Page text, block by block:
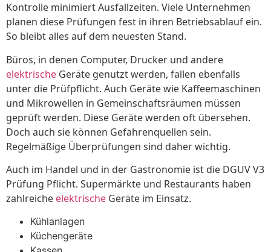
Kontrolle minimiert Ausfallzeiten. Viele Unternehmen
planen diese Prüfungen fest in ihren Betriebsablauf ein.
So bleibt alles auf dem neuesten Stand.
Büros, in denen Computer, Drucker und andere
elektrische Geräte genutzt werden, fallen ebenfalls
unter die Prüfpflicht. Auch Geräte wie Kaffeemaschinen
und Mikrowellen in Gemeinschaftsräumen müssen
geprüft werden. Diese Geräte werden oft übersehen.
Doch auch sie können Gefahrenquellen sein.
Regelmäßige Überprüfungen sind daher wichtig.
Auch im Handel und in der Gastronomie ist die DGUV V3
Prüfung Pflicht. Supermärkte und Restaurants haben
zahlreiche elektrische Geräte im Einsatz.
Kühlanlagen
Küchengeräte